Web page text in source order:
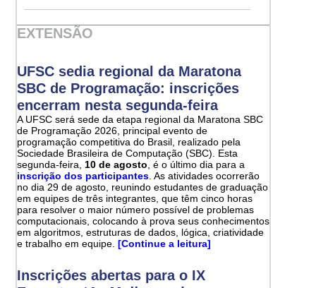
EXTENSÃO
UFSC sedia regional da Maratona
SBC de Programação: inscrições
encerram nesta segunda-feira
A UFSC será sede da etapa regional da Maratona SBC
de Programação 2026, principal evento de
programação competitiva do Brasil, realizado pela
Sociedade Brasileira de Computação (SBC). Esta
segunda-feira, 10 de agosto , é o último dia para a
inscrição dos participantes . As atividades ocorrerão
no dia 29 de agosto, reunindo estudantes de graduação
em equipes de três integrantes, que têm cinco horas
para resolver o maior número possível de problemas
computacionais, colocando à prova seus conhecimentos
em algoritmos, estruturas de dados, lógica, criatividade
e trabalho em equipe. [Continue a leitura]
Inscrições abertas para o IX